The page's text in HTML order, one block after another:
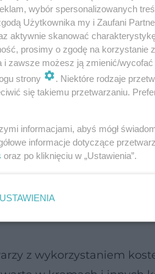
nie szczędzili jej
że dba o
a latem wypija
odpowiedniej
ipierwsze oznaki starzenia.
Ewa wskazała, że
ją przed śniadaniem
Rano gwiazda
z wykorzystaniem
wybór spersonalizowanych
Użytkownika my i Zaufani
aktywnie skanować
prosimy o zgodę na korzystanie
i zawsze możesz ją zmienić/
strony
. Niektóre rodzaje
się takiemu przetwarzaniu.
informacjami, abyś mógł
informacje dotyczące
oraz po kliknięciu w „Ustawienia”.
USTAWIENIA